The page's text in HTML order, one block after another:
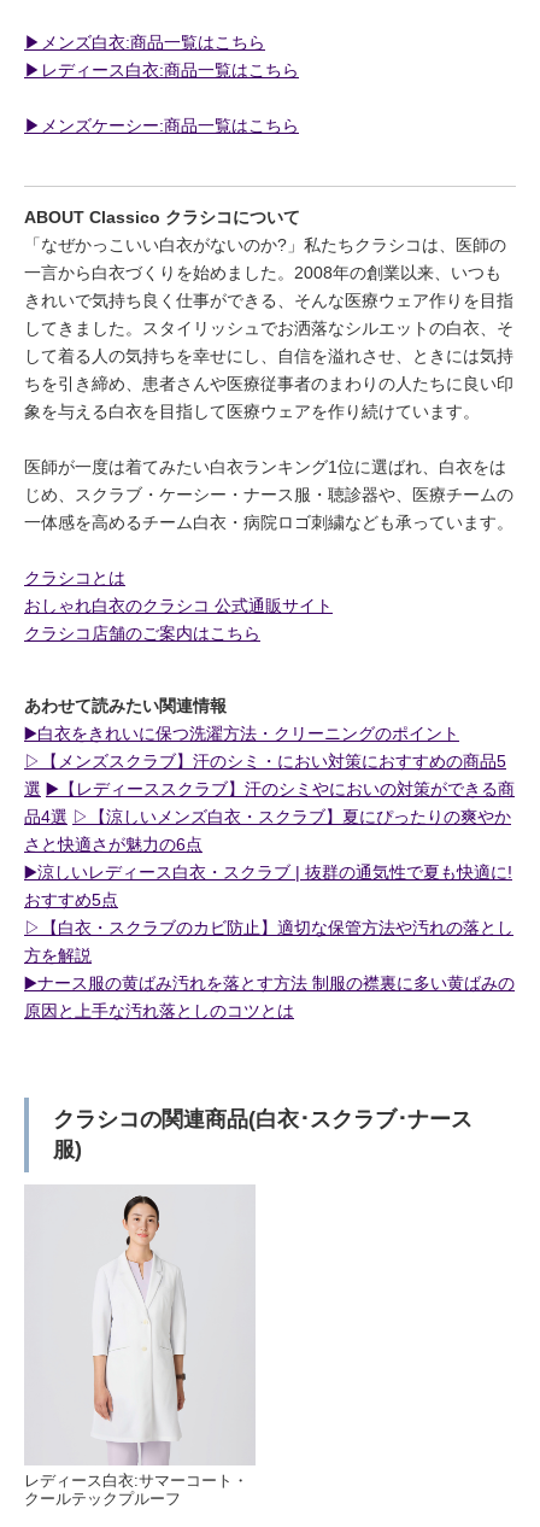
▶︎メンズ白衣:商品一覧はこちら
▶︎レディース白衣:商品一覧はこちら
▶︎メンズケーシー:商品一覧はこちら
ABOUT Classico クラシコについて
「なぜかっこいい白衣がないのか?」私たちクラシコは、医師の
一言から白衣づくりを始めました。2008年の創業以来、いつも
きれいで気持ち良く仕事ができる、そんな医療ウェア作りを目指
してきました。スタイリッシュでお洒落なシルエットの白衣、そ
して着る人の気持ちを幸せにし、自信を溢れさせ、ときには気持
ちを引き締め、患者さんや医療従事者のまわりの人たちに良い印
象を与える白衣を目指して医療ウェアを作り続けています。
医師が一度は着てみたい白衣ランキング1位に選ばれ、白衣をは
じめ、スクラブ・ケーシー・ナース服・聴診器や、医療チームの
一体感を高めるチーム白衣・病院ロゴ刺繍なども承っています。
クラシコとは
おしゃれ白衣のクラシコ 公式通販サイト
クラシコ店舗のご案内はこちら
あわせて読みたい関連情報
▶️白衣をきれいに保つ洗濯方法・クリーニングのポイント
▷【メンズスクラブ】汗のシミ・におい対策におすすめの商品5
選 ▶️【レディーススクラブ】汗のシミやにおいの対策ができる商
品4選 ▷【涼しいメンズ白衣・スクラブ】夏にぴったりの爽やか
さと快適さが魅力の6点
▶️涼しいレディース白衣・スクラブ | 抜群の通気性で夏も快適に!
おすすめ5点
▷【白衣・スクラブのカビ防止】適切な保管方法や汚れの落とし
方を解説
▶️ナース服の黄ばみ汚れを落とす方法 制服の襟裏に多い黄ばみの
原因と上手な汚れ落としのコツとは
クラシコの関連商品(白衣･スクラブ･ナース
服)
レディース白衣:サマーコート・
クールテックプルーフ